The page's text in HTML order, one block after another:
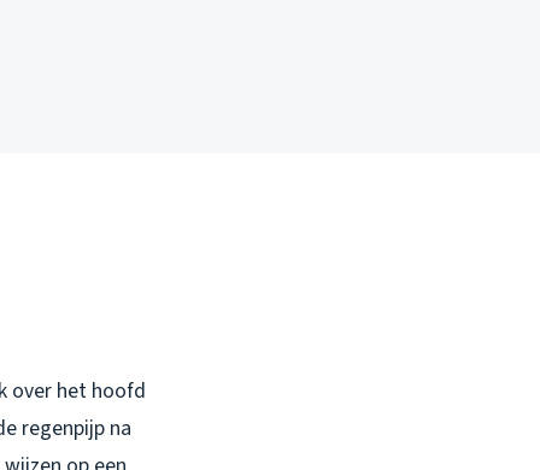
over het hoofd
regenpijp na